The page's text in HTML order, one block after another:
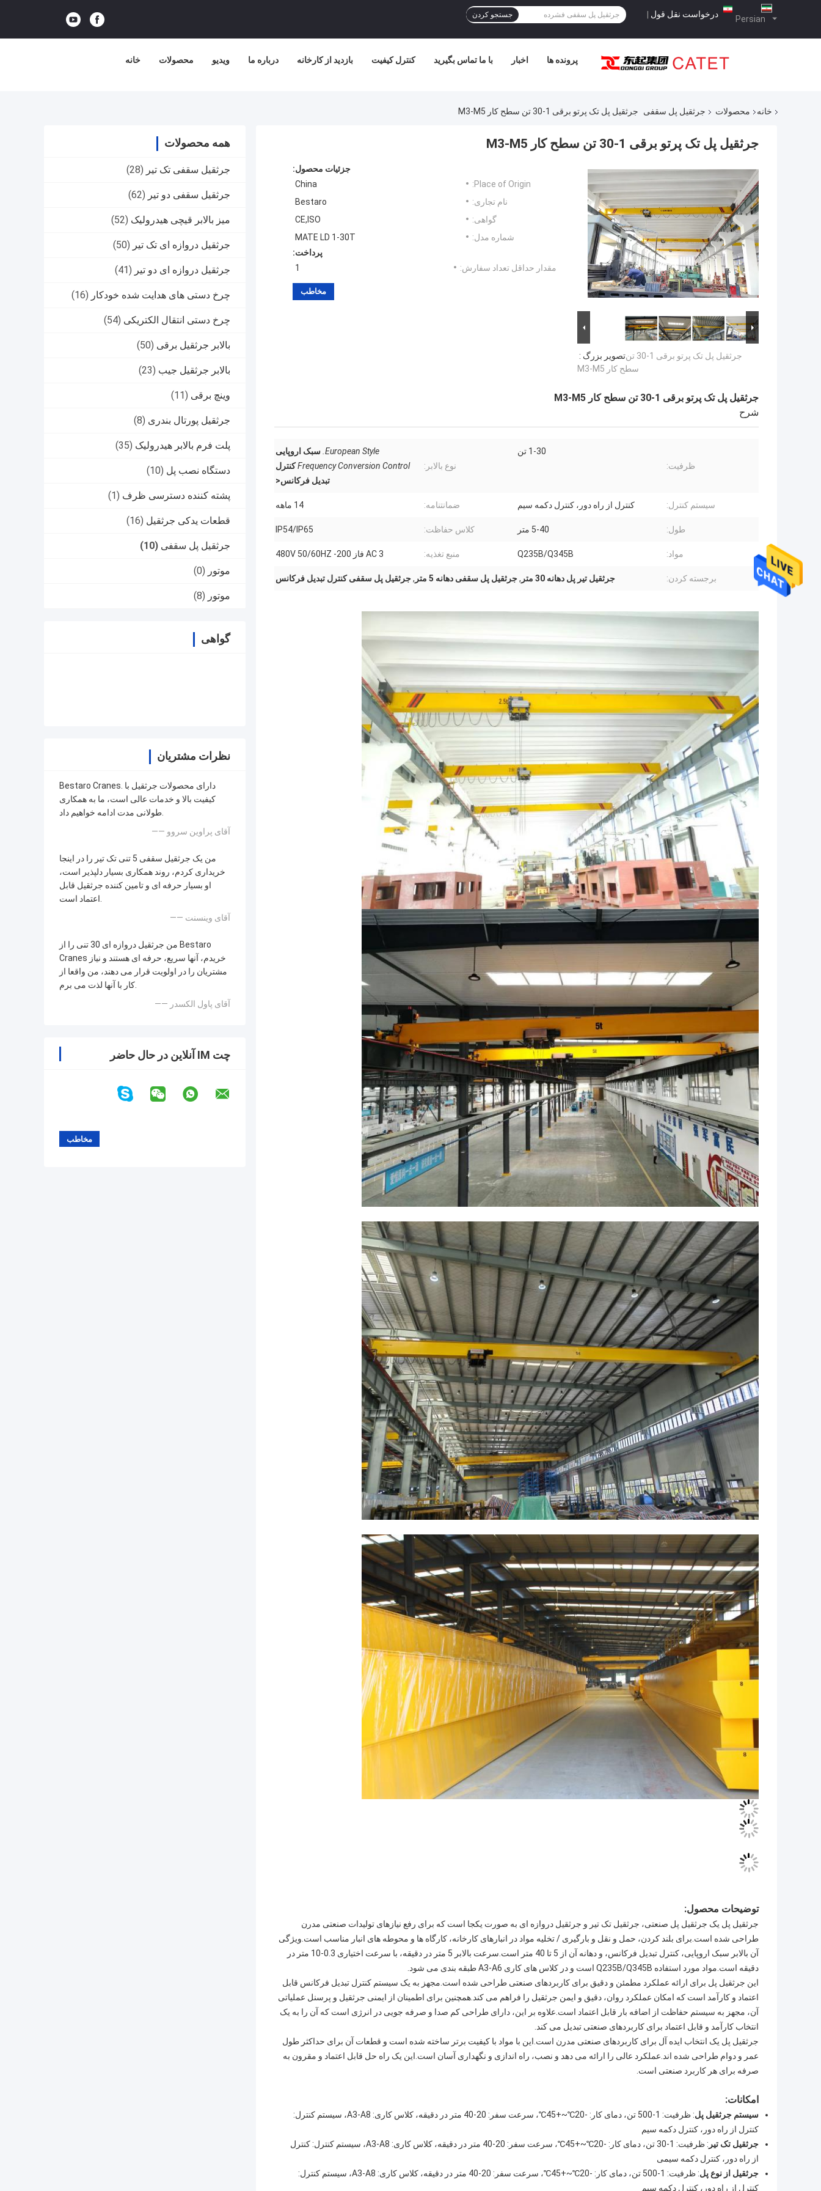
Persian درخواست نقل قول | جستجو کردن
خانه محصولات ویدیو درباره ما بازدید از کارخانه کنترل کیفیت با ما تماس بگیرید اخبار پرونده ها
خانه محصولات جرثقیل پل سقفی جرثقیل پل تک پرتو برقی 1-30 تن سطح کار M3-M5
همه محصولات
جرثقیل سقفی تک تیر (28)
جرثقیل سقفی دو تیر (62)
میز بالابر قیچی هیدرولیک (52)
جرثقیل دروازه ای تک تیر (50)
جرثقیل دروازه ای دو تیر (41)
چرخ دستی های هدایت شده خودکار (16)
چرخ دستی انتقال الکتریکی (54)
بالابر جرثقیل برقی (50)
بالابر جرثقیل جیب (23)
وینچ برقی (11)
جرثقیل پورتال بندری (8)
پلت فرم بالابر هیدرولیک (35)
دستگاه نصب پل (10)
پشته کننده دسترسی ظرف (1)
قطعات یدکی جرثقیل (16)
جرثقیل پل سقفی (10)
موتور (0)
موتور (8)
گواهی
نظرات مشتریان
Bestaro Cranes. دارای محصولات جرثقیل با
کیفیت بالا و خدمات عالی است، ما به همکاری
طولانی مدت ادامه خواهیم داد.
—— آقای پراوین سروو
من یک جرثقیل سقفی 5 تنی تک تیر را در اینجا
خریداری کردم، روند همکاری بسیار دلپذیر است،
او بسیار حرفه ای و تامین کننده جرثقیل قابل
اعتماد است.
—— آقای وینسنت
من جرثقیل دروازه ای 30 تنی را از Bestaro
Cranes خریدم، آنها سریع، حرفه ای هستند و نیاز
مشتریان را در اولویت قرار می دهند، من واقعا از
کار با آنها لذت می برم.
—— آقای پاول الکسدر
چت IM آنلاین در حال حاضر
جرثقیل پل تک پرتو برقی 1-30 تن سطح کار M3-M5
تصویر بزرگ :جرثقیل پل تک پرتو برقی 1-30 تن
سطح کار M3-M5
جزئیات محصول:
Place of Origin:
China
نام تجاری:
Bestaro
گواهی:
CE,ISO
شماره مدل:
MATE LD 1-30T
پرداخت:
مقدار حداقل تعداد سفارش:
1
مخاطب
جرثقیل پل تک پرتو برقی 1-30 تن سطح کار M3-M5
شرح
ظرفیت:
1-30 تن
نوع بالابر:
European Style. سبک اروپایی
Frequency Conversion Controlکنترل
تبدیل فرکانس<
سیستم کنترل: کنترل از راه دور، کنترل دکمه سیم ضمانتنامه: 14 ماهه
طول: 5-40 متر کلاس حفاظت: IP54/IP65
مواد: Q235B/Q345B منبع تغذیه: AC 3 فاز 200- 480V 50/60HZ
برجسته کردن: جرثقیل تیر پل دهانه 30 متر ,جرثقیل پل سقفی دهانه 5 متر ,جرثقیل پل سقفی کنترل تبدیل فرکانس
توضیحات محصول:
جرثقیل پل یک جرثقیل پل صنعتی، جرثقیل تک تیر و جرثقیل دروازه ای به صورت یکجا است که برای رفع نیازهای تولیدات صنعتی مدرن
طراحی شده است.برای بلند کردن، حمل و نقل و بارگیری / تخلیه مواد در انبارهای کارخانه، کارگاه ها و محوطه های انبار مناسب است.ویژگی
آن بالابر سبک اروپایی، کنترل تبدیل فرکانس، و دهانه آن از 5 تا 40 متر است.سرعت بالابر 5 متر در دقیقه، با سرعت اختیاری 0.3-10 متر در
دقیقه است.مواد مورد استفاده Q235B/Q345B است و در کلاس های کاری A3-A6 طبقه بندی می شود.
این جرثقیل پل برای ارائه عملکرد مطمئن و دقیق برای کاربردهای صنعتی طراحی شده است.مجهز به یک سیستم کنترل تبدیل فرکانس قابل
اعتماد و کارآمد است که امکان عملکرد روان، دقیق و ایمن جرثقیل را فراهم می کند.همچنین برای اطمینان از ایمنی جرثقیل و پرسنل عملیاتی
آن، مجهز به سیستم حفاظت از اضافه بار قابل اعتماد است.علاوه بر این، دارای طراحی کم صدا و صرفه جویی در انرژی است که آن را به یک
انتخاب کارآمد و قابل اعتماد برای کاربردهای صنعتی تبدیل می کند.
جرثقیل پل یک انتخاب ایده آل برای کاربردهای صنعتی مدرن است.این با مواد با کیفیت برتر ساخته شده است و قطعات آن برای حداکثر طول
عمر و دوام طراحی شده اند.عملکرد عالی را ارائه می دهد و نصب، راه اندازی و نگهداری آسان است.این یک راه حل قابل اعتماد و مقرون به
صرفه برای هر کاربرد صنعتی است.
امکانات:
سیستم جرثقیل پل
: ظرفیت: 1-500 تن، دمای کار: -20℃~+45℃، سرعت سفر: 20-40 متر در دقیقه، کلاس کاری: A3-A8، سیستم کنترل:
کنترل از راه دور، کنترل دکمه سیم
جرثقیل تک تیر
: ظرفیت: 1-30 تن، دمای کار: -20℃~+45℃، سرعت سفر: 20-40 متر در دقیقه، کلاس کاری: A3-A8، سیستم کنترل: کنترل
از راه دور، کنترل دکمه سیمی
جرثقیل از نوع پل
: ظرفیت: 1-500 تن، دمای کار: -20℃~+45℃، سرعت سفر: 20-40 متر در دقیقه، کلاس کاری: A3-A8، سیستم کنترل:
کنترل از راه دور، کنترل دکمه سیم